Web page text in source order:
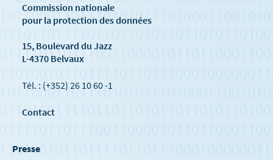
Commission nationale
pour la protection des données
15, Boulevard du Jazz
L-4370 Belvaux
Tél. : (+352) 26 10 60 -1
Contact
Presse